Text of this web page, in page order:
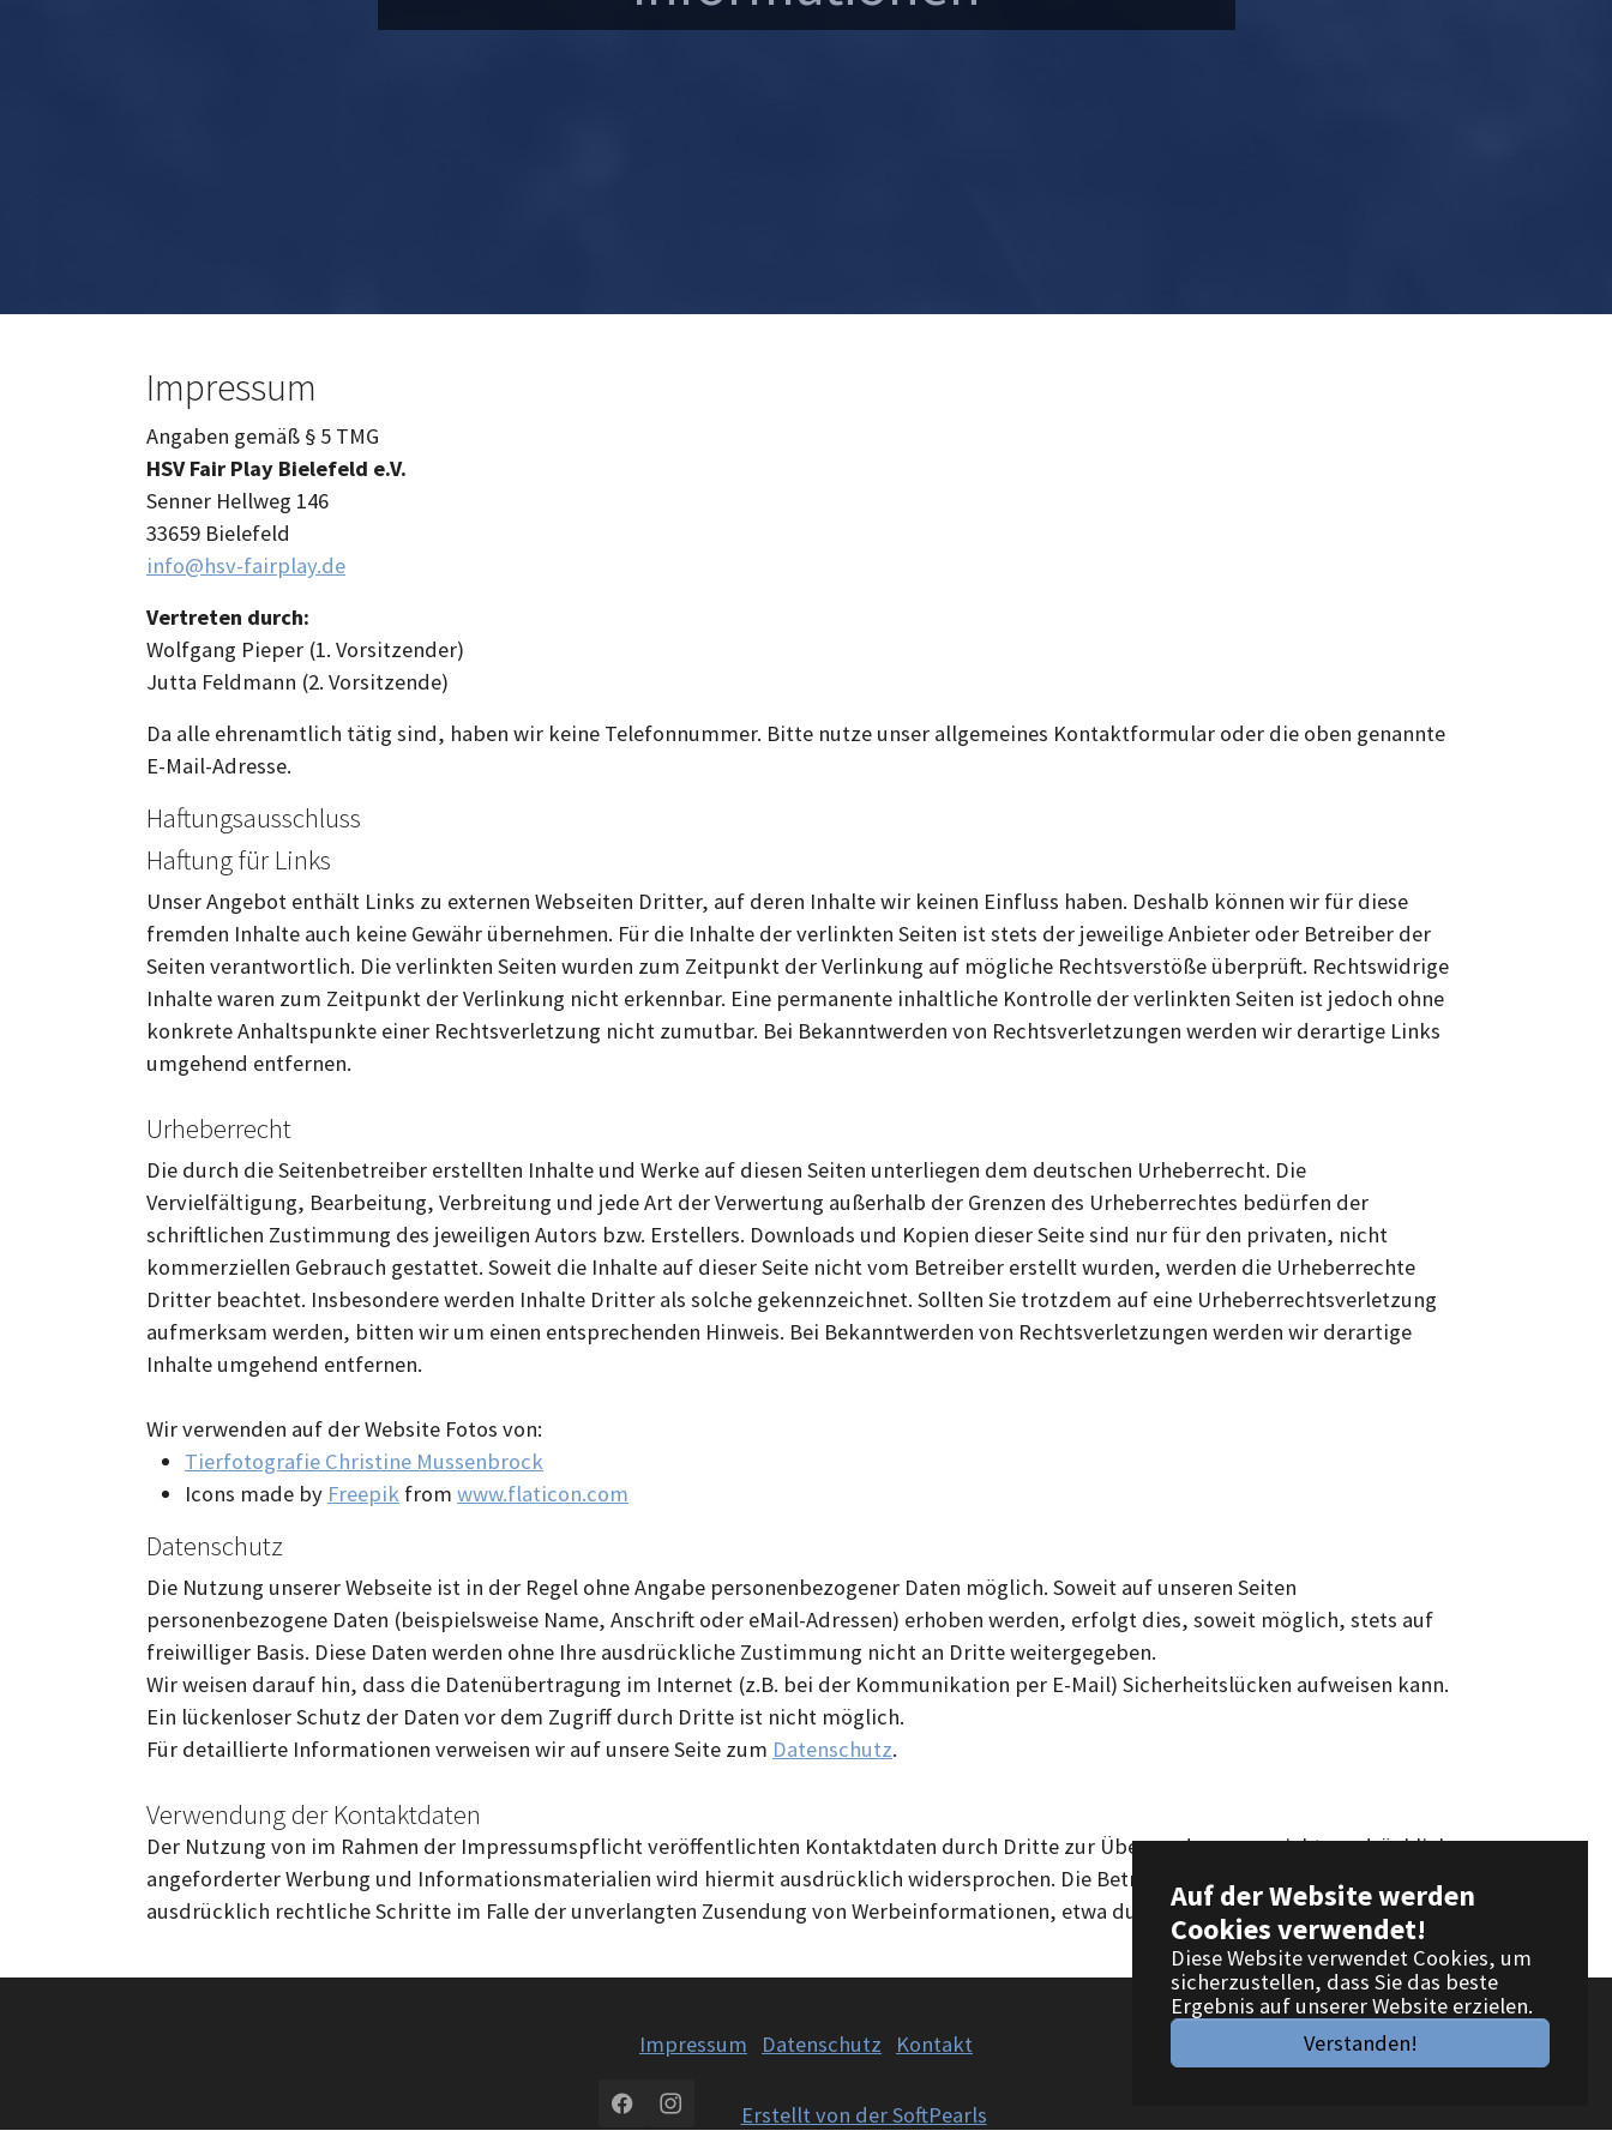
Auf der Website werden
Cookies verwendet!
Diese Website verwendet Cookies, um
sicherzustellen, dass Sie das beste
Ergebnis auf unserer Website erzielen.
Verstanden!
Impressum
Angaben gemäß § 5 TMG
HSV Fair Play Bielefeld e.V.
Senner Hellweg 146
33659 Bielefeld
info@hsv-fairplay.de
Vertreten durch:
Wolfgang Pieper (1. Vorsitzender)
Jutta Feldmann (2. Vorsitzende)
Da alle ehrenamtlich tätig sind, haben wir keine Telefonnummer. Bitte nutze unser allgemeines Kontaktformular oder die oben genannte
E-Mail-Adresse.
Haftungsausschluss
Haftung für Links
Unser Angebot enthält Links zu externen Webseiten Dritter, auf deren Inhalte wir keinen Einfluss haben. Deshalb können wir für diese
fremden Inhalte auch keine Gewähr übernehmen. Für die Inhalte der verlinkten Seiten ist stets der jeweilige Anbieter oder Betreiber der
Seiten verantwortlich. Die verlinkten Seiten wurden zum Zeitpunkt der Verlinkung auf mögliche Rechtsverstöße überprüft. Rechtswidrige
Inhalte waren zum Zeitpunkt der Verlinkung nicht erkennbar. Eine permanente inhaltliche Kontrolle der verlinkten Seiten ist jedoch ohne
konkrete Anhaltspunkte einer Rechtsverletzung nicht zumutbar. Bei Bekanntwerden von Rechtsverletzungen werden wir derartige Links
umgehend entfernen.
Urheberrecht
Die durch die Seitenbetreiber erstellten Inhalte und Werke auf diesen Seiten unterliegen dem deutschen Urheberrecht. Die
Vervielfältigung, Bearbeitung, Verbreitung und jede Art der Verwertung außerhalb der Grenzen des Urheberrechtes bedürfen der
schriftlichen Zustimmung des jeweiligen Autors bzw. Erstellers. Downloads und Kopien dieser Seite sind nur für den privaten, nicht
kommerziellen Gebrauch gestattet. Soweit die Inhalte auf dieser Seite nicht vom Betreiber erstellt wurden, werden die Urheberrechte
Dritter beachtet. Insbesondere werden Inhalte Dritter als solche gekennzeichnet. Sollten Sie trotzdem auf eine Urheberrechtsverletzung
aufmerksam werden, bitten wir um einen entsprechenden Hinweis. Bei Bekanntwerden von Rechtsverletzungen werden wir derartige
Inhalte umgehend entfernen.
Wir verwenden auf der Website Fotos von:
Tierfotografie Christine Mussenbrock
Icons made by Freepik from www.flaticon.com
Datenschutz
Die Nutzung unserer Webseite ist in der Regel ohne Angabe personenbezogener Daten möglich. Soweit auf unseren Seiten
personenbezogene Daten (beispielsweise Name, Anschrift oder eMail-Adressen) erhoben werden, erfolgt dies, soweit möglich, stets auf
freiwilliger Basis. Diese Daten werden ohne Ihre ausdrückliche Zustimmung nicht an Dritte weitergegeben.
Wir weisen darauf hin, dass die Datenübertragung im Internet (z.B. bei der Kommunikation per E-Mail) Sicherheitslücken aufweisen kann.
Ein lückenloser Schutz der Daten vor dem Zugriff durch Dritte ist nicht möglich.
Für detaillierte Informationen verweisen wir auf unsere Seite zum Datenschutz.
Verwendung der Kontaktdaten
Der Nutzung von im Rahmen der Impressumspflicht veröffentlichten Kontaktdaten durch Dritte zur Übersendung von nicht ausdrücklich
angeforderter Werbung und Informationsmaterialien wird hiermit ausdrücklich widersprochen. Die Betreiber der Seiten behalten sich
ausdrücklich rechtliche Schritte im Falle der unverlangten Zusendung von Werbeinformationen, etwa durch Spam-Mails, vor.
Impressum Datenschutz Kontakt
FacebookInstagramErstellt von der SoftPearls